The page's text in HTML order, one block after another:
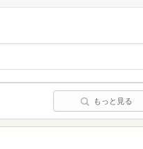
もっと見る